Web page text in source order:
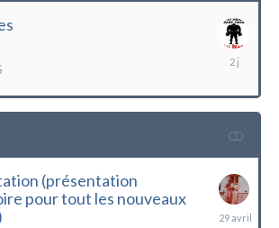
lundi
(présentation
pour tout les nouveaux
29